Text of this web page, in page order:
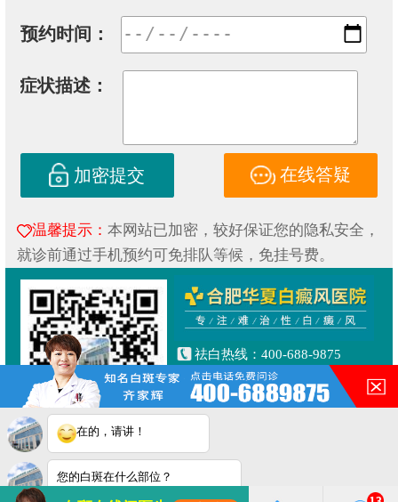
预约时间：
症状描述：
加密提交 在线答疑
温馨提示： 本网站已加密，较好保证您的隐私安全，
就诊前通过手机预约可免排队等候，免挂号费。
祛白热线：400-688-9875
健康专线：130-0306-3616
合肥市铜陵路与合裕路交叉口
东北角（天成大厦旁）
Copyright © 2019
皖ICP备16014022号-1
皖公网安备 34010202600853号
在的，请讲！
您的白斑在什么部位？